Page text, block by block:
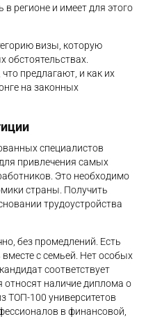
регионе и имеет для этого
визы, которую
обстоятельствах.
предлагают, и как их
на законных
специалистов
привлечения самых
Это необходимо
страны. Получить
трудоустройства
без промедлений. Есть
с семьей. Нет особых
соответствует
относят наличие диплома о
ТОП-100 университетов
в финансовой,